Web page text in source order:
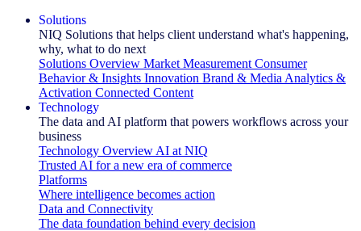
Solutions
NIQ Solutions that helps client understand what's happening,
why, what to do next
Solutions Overview Market Measurement Consumer
Behavior & Insights Innovation Brand & Media Analytics &
Activation Connected Content
Technology
The data and AI platform that powers workflows across your
business
Technology Overview AI at NIQ
Trusted AI for a new era of commerce
Platforms
Where intelligence becomes action
Data and Connectivity
The data foundation behind every decision